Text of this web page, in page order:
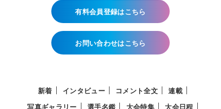
有料会員登録はこちら
お問い合わせはこちら
新着 インタビュー コメント全文
連載
写真ギャラリー
選手名鑑 大会特集 大会日程